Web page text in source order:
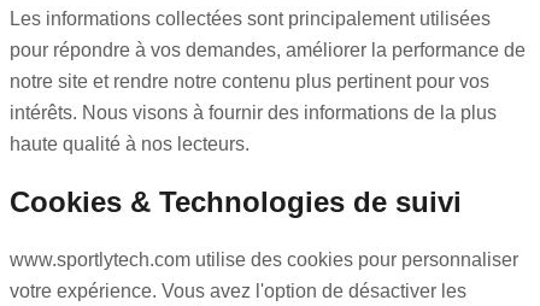
Les informations collectées sont principalement utilisées
pour répondre à vos demandes, améliorer la performance de
notre site et rendre notre contenu plus pertinent pour vos
intérêts. Nous visons à fournir des informations de la plus
haute qualité à nos lecteurs.
Cookies & Technologies de suivi
www.sportlytech.com utilise des cookies pour personnaliser
votre expérience. Vous avez l'option de désactiver les